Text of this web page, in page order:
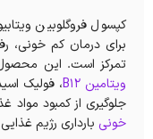
کپسول فروگلوبین
برای درمان کم خونی،
تمرکز است. این
ویتامین B12
جلوگیری از کمبود
خونی بارداری رژیم